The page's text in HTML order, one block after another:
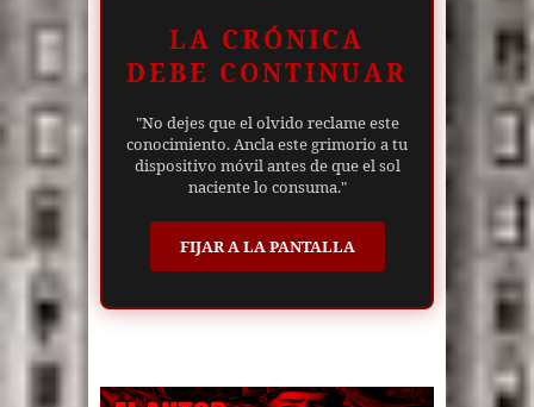
LA CRÓNICA
DEBE CONTINUAR
"No dejes que el olvido reclame este
conocimiento. Ancla este grimorio a tu
dispositivo móvil antes de que el sol
naciente lo consuma."
FIJAR A LA PANTALLA